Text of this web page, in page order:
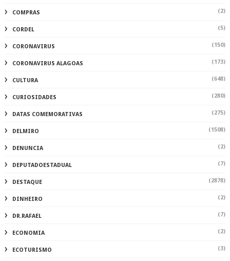
COMPRAS (2)
CORDEL (5)
CORONAVIRUS (150)
CORONAVIRUS ALAGOAS (173)
CULTURA (648)
CURIOSIDADES (280)
DATAS COMEMORATIVAS (275)
DELMIRO (1508)
DENUNCIA (2)
DEPUTADOESTADUAL (7)
DESTAQUE (2878)
DINHEIRO (2)
DR.RAFAEL (7)
ECONOMIA (2)
ECOTURISMO (3)